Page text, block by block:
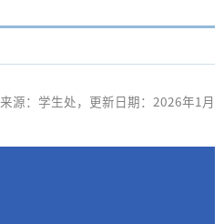
来源：学生处，更新日期：2026年1月